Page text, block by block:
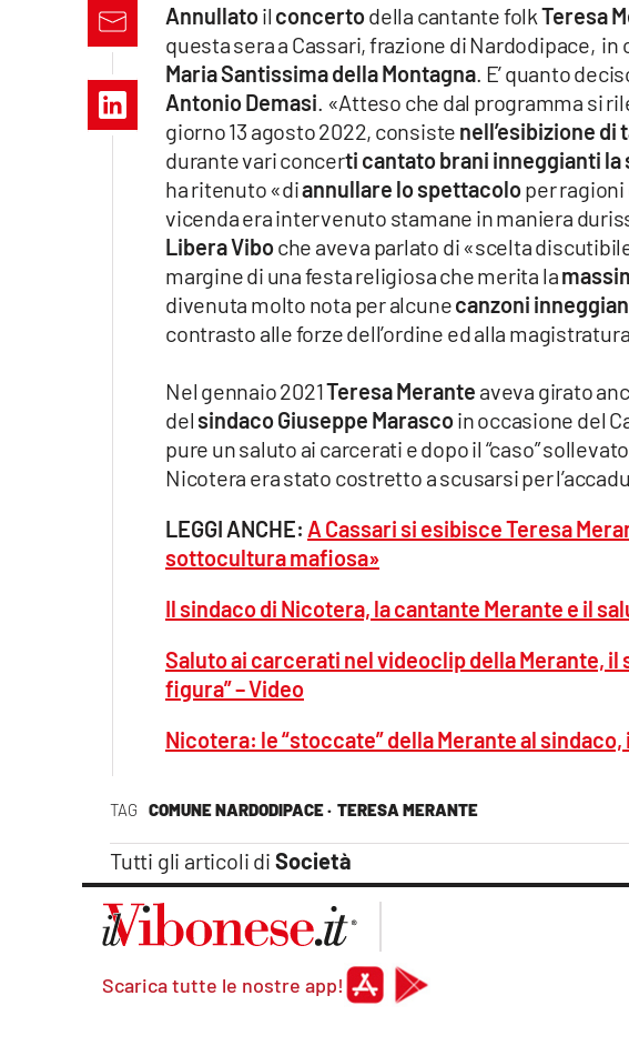
Vai
TAG COMUNE NARDODIPACE · TERESA MERANTE
Tutti gli articoli di Società
Annullatoil concertodella cantante folkTeresa
questa sera a Cassari, frazione di Nardodipace,
Maria Santissima della Montagna. E’ quanto
Antonio Demasi. «Atteso che dal programma si
giorno 13 agosto 2022, consiste nell’esibizione di
durante vari concerti cantato brani inneggianti
ha ritenuto «diannullare lo spettacoloper ragioni
vicenda era intervenuto stamane in maniera
Libera Viboche aveva parlato di «scelta
margine di una festa religiosa che merita la
divenuta molto nota per alcunecanzoni
contrasto alle forze dell’ordine ed alla
Nel gennaio 2021Teresa Merante aveva girato
del sindaco Giuseppe Marascoin occasione del
pure un saluto ai carcerati e dopo il “caso”
Nicotera era stato costretto a scusarsi per
LEGGI ANCHE: A Cassari si esibisce Teresa
sottocultura mafiosa»
Il sindaco di Nicotera, la cantante Merante e il
Saluto ai carcerati nel videoclip della Merante,
figura” – Video
Nicotera: le “stoccate” della Merante al
Scarica tutte le nostre app!